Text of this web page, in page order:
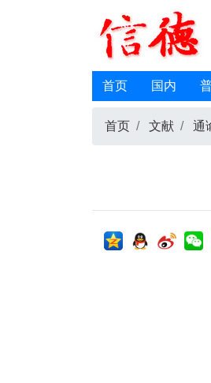
首页 国内
首页 文献 通